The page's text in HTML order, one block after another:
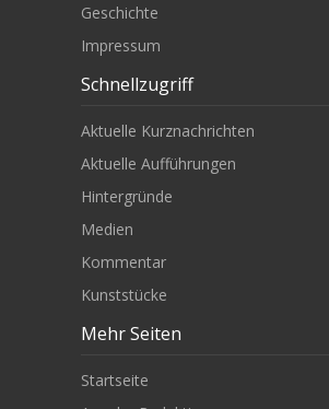
Geschichte
Impressum
Schnellzugriff
Aktuelle Kurznachrichten
Aktuelle Aufführungen
Hintergründe
Medien
Kommentar
Kunststücke
Mehr Seiten
Startseite